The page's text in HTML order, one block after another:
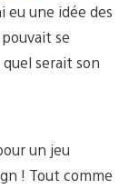
eu une idée des
se
serait son
un jeu
! Tout comme